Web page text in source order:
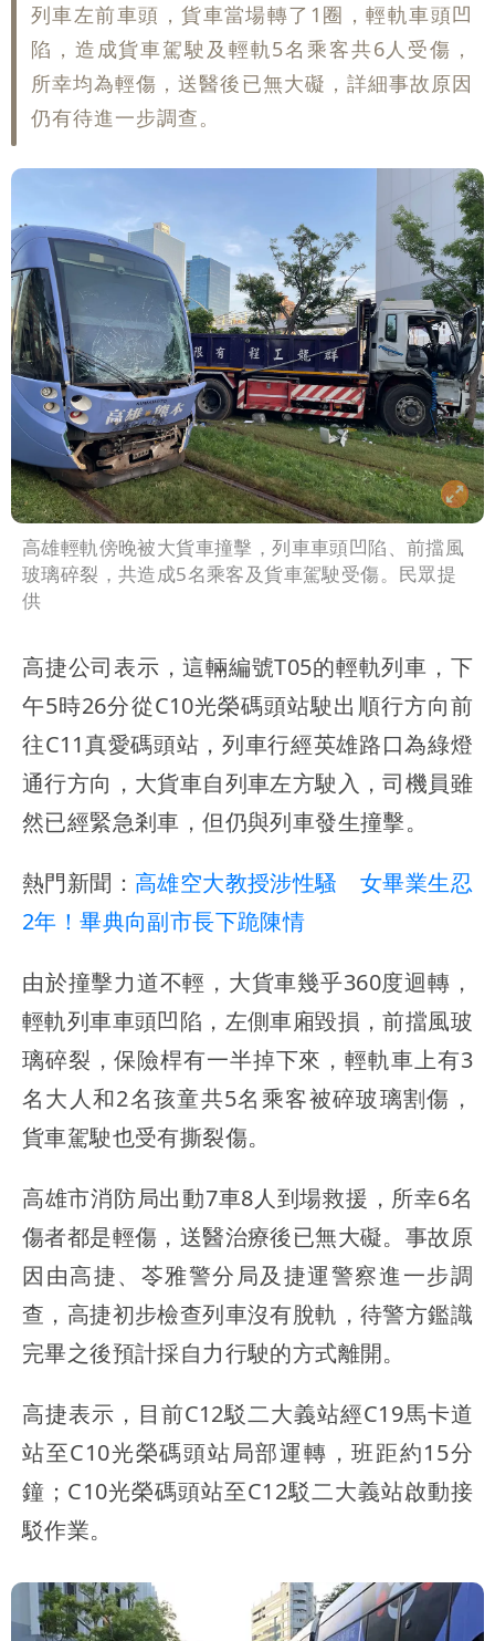
列車左前車頭，貨車當場轉了1圈，輕軌車頭凹
陷，造成貨車駕駛及輕軌5名乘客共6人受傷，
所幸均為輕傷，送醫後已無大礙，詳細事故原因
仍有待進一步調查。
高雄輕軌傍晚被大貨車撞擊，列車車頭凹陷、前擋風
玻璃碎裂，共造成5名乘客及貨車駕駛受傷。民眾提
供
高捷公司表示，這輛編號T05的輕軌列車，下
午5時26分從C10光榮碼頭站駛出順行方向前
往C11真愛碼頭站，列車行經英雄路口為綠燈
通行方向，大貨車自列車左方駛入，司機員雖
然已經緊急剎車，但仍與列車發生撞擊。
熱門新聞： 高雄空大教授涉性騷 女畢業生忍
2年！畢典向副市長下跪陳情
由於撞擊力道不輕，大貨車幾乎360度迴轉，
輕軌列車車頭凹陷，左側車廂毀損，前擋風玻
璃碎裂，保險桿有一半掉下來，輕軌車上有3
名大人和2名孩童共5名乘客被碎玻璃割傷，
貨車駕駛也受有撕裂傷。
高雄市消防局出動7車8人到場救援，所幸6名
傷者都是輕傷，送醫治療後已無大礙。事故原
因由高捷、苓雅警分局及捷運警察進一步調
查，高捷初步檢查列車沒有脫軌，待警方鑑識
完畢之後預計採自力行駛的方式離開。
高捷表示，目前C12駁二大義站經C19馬卡道
站至C10光榮碼頭站局部運轉，班距約15分
鐘；C10光榮碼頭站至C12駁二大義站啟動接
駁作業。